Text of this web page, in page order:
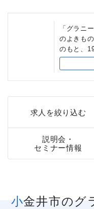
「グラニ
のよきも
のもと、
ー」「グ
料老人ホ
時に個性
求人を絞り込む
説明会・
セミナー情報
小金井市のグラニー＆グランダの求